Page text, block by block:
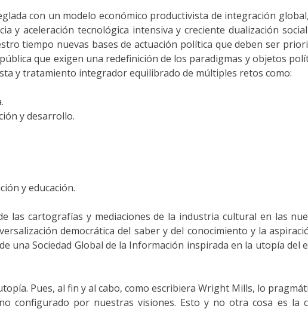
con un modelo económico productivista de integración
y aceleración tecnológica intensiva y creciente dualización
tiempo nuevas bases de actuación política que deben ser
que exigen una redefinición de los paradigmas y objetos
y tratamiento integrador equilibrado de múltiples retos como:
y desarrollo.
y educación.
las cartografías y mediaciones de la industria cultural en las
democrática del saber y del conocimiento y la
una Sociedad Global de la Información inspirada en la utopía del
Pues, al fin y al cabo, como escribiera Wright Mills, lo
configurado por nuestras visiones. Esto y no otra cosa es la